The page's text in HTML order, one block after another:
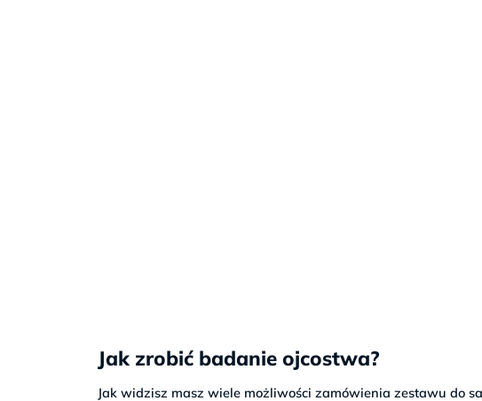
Jak zrobić badanie ojcostwa?
Jak widzisz masz wiele możliwości zamówienia zestawu do